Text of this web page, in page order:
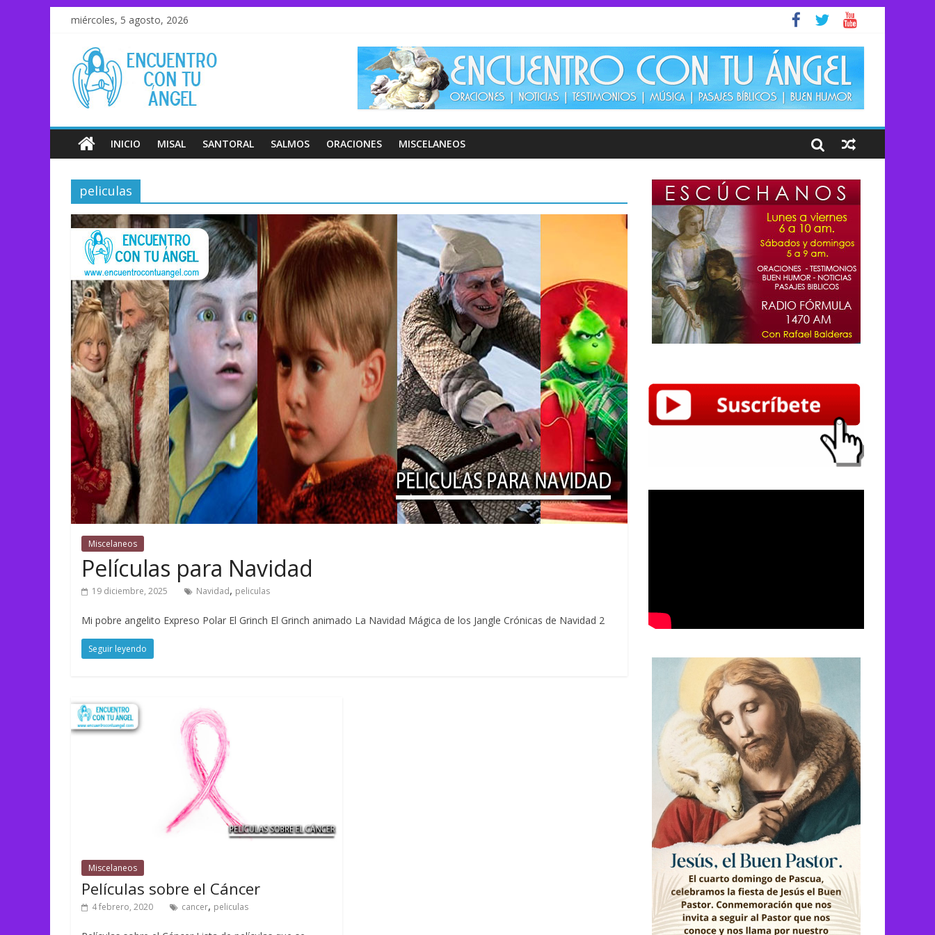
miércoles, 5 agosto, 2026
INICIO MISAL SANTORAL SALMOS ORACIONES MISCELANEOS
peliculas
Miscelaneos
Películas para Navidad
19 diciembre, 2025 Navidad, peliculas
Mi pobre angelito Expreso Polar El Grinch El Grinch animado La Navidad Mágica de los Jangle Crónicas de Navidad 2
Seguir leyendo
Miscelaneos
Películas sobre el Cáncer
4 febrero, 2020 cancer, peliculas